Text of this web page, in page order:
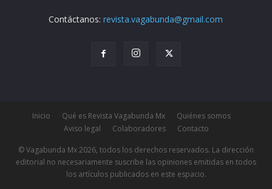
Contáctanos:revista.vagabunda@gmail.com
Inicio Qué es Revista Vagabunda Mx
Quiénes somos
Aviso legal
Colaboradores Contacto
© Vagabunda Mx 2026, todos los derechos reservados. La dirección
editorial no necesariamente suscribe las opiniones emitidas en todos
los artículos publicados en este espacio.